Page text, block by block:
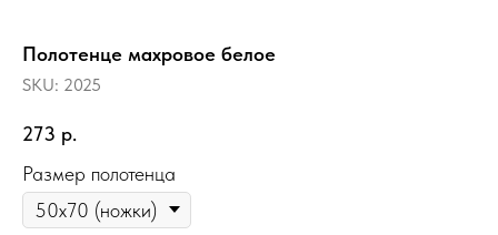
Полотенце махровое белое
SKU: 2025
273 р.
Размер полотенца